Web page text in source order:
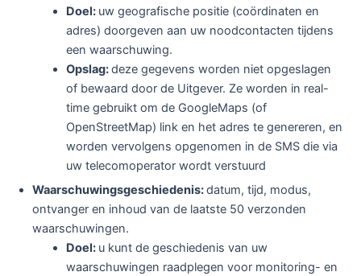
Doel: uw geografische positie (coördinaten en
adres) doorgeven aan uw noodcontacten tijdens
een waarschuwing.
Opslag:deze gegevens worden niet opgeslagen
of bewaard door de Uitgever. Ze worden in real-
time gebruikt om de GoogleMaps (of
OpenStreetMap) link en het adres te genereren, en
worden vervolgens opgenomen in de SMS die via
uw telecomoperator wordt verstuurd
Waarschuwingsgeschiedenis:datum, tijd, modus,
ontvanger en inhoud van de laatste 50 verzonden
waarschuwingen.
Doel: u kunt de geschiedenis van uw
waarschuwingen raadplegen voor monitoring- en